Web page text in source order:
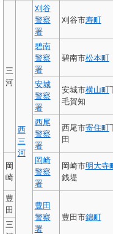
三
河
西
三
河
刈谷
警察
署
刈谷市寿町
碧南
警察
署
碧南市松本町
安城
警察
署
安城市横山町
毛賀知
西尾
警察
署
西尾市寄住町
田
岡
崎
岡崎
警察
署
岡崎市明大寺
銭堤
豊
田
豊田
警察
署
豊田市錦町
三